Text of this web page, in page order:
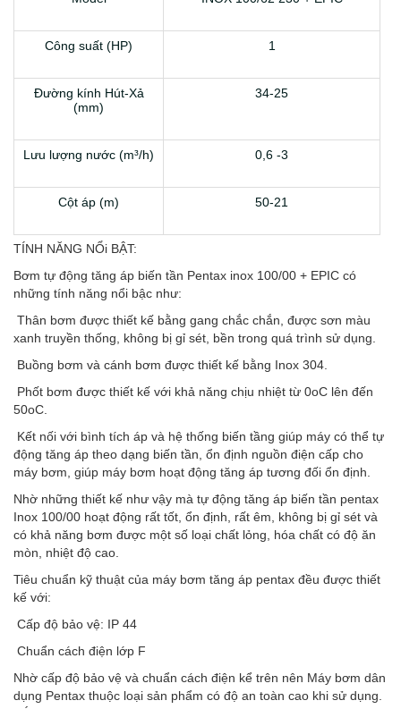
Công suất (HP) 1
Đường kính Hút-Xả
(mm)
34-25
Lưu lượng nước (m³/h) 0,6 -3
Cột áp (m) 50-21
TÍNH NĂNG NỔi BẬT:
Bơm tự động tăng áp biến tần Pentax inox 100/00 + EPIC có
những tính năng nổi bậc như:
 Thân bơm được thiết kế bằng gang chắc chắn, được sơn màu
xanh truyền thống, không bị gỉ sét, bền trong quá trình sử dụng.
 Buồng bơm và cánh bơm được thiết kế bằng Inox 304.
 Phốt bơm được thiết kế với khả năng chịu nhiệt từ 0oC lên đến
50oC.
 Kết nối với bình tích áp và hệ thống biến tầng giúp máy có thể tự
động tăng áp theo dạng biến tần, ổn định nguồn điện cấp cho
máy bơm, giúp máy bơm hoạt động tăng áp tương đối ổn định.
Nhờ những thiết kế như vậy mà tự động tăng áp biến tần pentax
Inox 100/00 hoạt động rất tốt, ổn định, rất êm, không bị gỉ sét và
có khả năng bơm được một số loại chất lỏng, hóa chất có độ ăn
mòn, nhiệt độ cao.
Tiêu chuẩn kỹ thuật của máy bơm tăng áp pentax đều được thiết
kế với:
 Cấp độ bảo vệ: IP 44
 Chuẩn cách điện lớp F
Nhờ cấp độ bảo vệ và chuẩn cách điện kể trên nên Máy bơm dân
dụng Pentax thuộc loại sản phẩm có độ an toàn cao khi sử dụng.